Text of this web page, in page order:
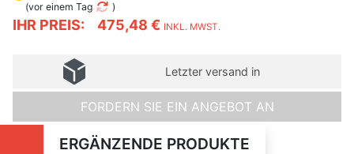
IHR PREIS: 475,48 € INKL. MWST.
(vor einem Tag )
Letzter versand in
FORDERN SIE EIN ANGEBOT AN
ERGÄNZENDE PRODUKTE